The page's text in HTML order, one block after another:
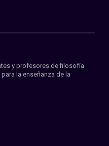
y profesores de filosofía
la enseñanza de la